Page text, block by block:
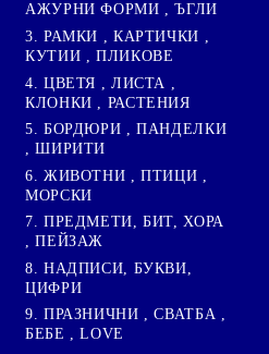
АЖУРНИ ФОРМИ , ЪГЛИ
3. РАМКИ , КАРТИЧКИ ,
КУТИИ , ПЛИКОВЕ
4. ЦВЕТЯ , ЛИСТА ,
КЛОНКИ , РАСТЕНИЯ
5. БОРДЮРИ , ПАНДЕЛКИ
, ШИРИТИ
6. ЖИВОТНИ , ПТИЦИ ,
МОРСКИ
7. ПРЕДМЕТИ, БИТ, ХОРА
, ПЕЙЗАЖ
8. НАДПИСИ, БУКВИ,
ЦИФРИ
9. ПРАЗНИЧНИ , СВАТБА ,
БЕБЕ , LOVE